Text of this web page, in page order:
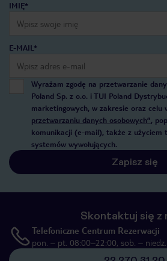
IMIĘ*
E-MAIL*
Wyrażam zgodę na przetwarzanie
Poland Sp. z o.o. i TUI Poland
marketingowych, w zakresie oraz celu
przetwarzaniu danych osobowych”,
komunikacji (e-mail), także z użyciem
systemów wywołujących.
Zapisz się
Skontaktuj się z
Telefoniczne Centrum Rezerwacji
pon. – pt. 08:00–22:00, sob. –